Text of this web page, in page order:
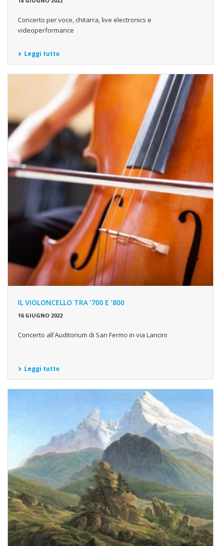
Concerto per voce, chitarra, live electronics e
videoperformance
Leggi tutto
IL VIOLONCELLO TRA ‘700 E ‘800
16 GIUGNO 2022
Concerto all'Auditorium di San Fermo in via Lancini
Leggi tutto